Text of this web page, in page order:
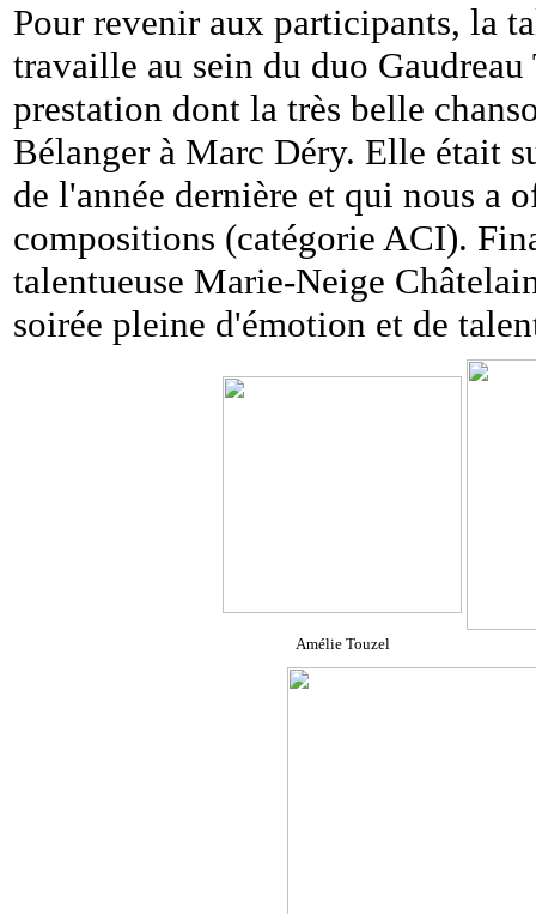
Pour revenir aux participants, la
travaille au sein du duo
prestation dont la très belle
Bélanger à Marc Déry. Elle était
de l'année dernière et qui nous a
compositions (catégorie ACI).
talentueuse Marie-Neige
soirée pleine d'émotion et de
Amélie Touzel